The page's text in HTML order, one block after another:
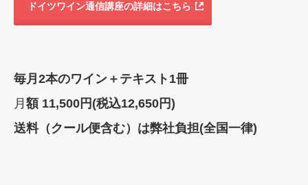
ドイツワイン通信講座の詳細はこちら
毎月2本のワイン＋テキスト1冊
月 額 11,500円(税込12,650円)
送料（クール便含む）は弊社負担(全国一律)